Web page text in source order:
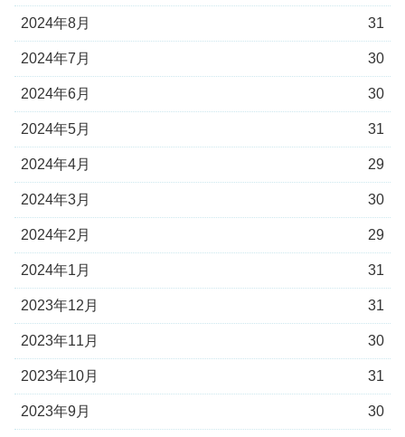
2024年8月 31
2024年7月 30
2024年6月 30
2024年5月 31
2024年4月 29
2024年3月 30
2024年2月 29
2024年1月 31
2023年12月 31
2023年11月 30
2023年10月 31
2023年9月 30